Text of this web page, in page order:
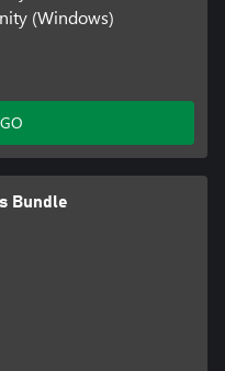
(Windows)
Bundle